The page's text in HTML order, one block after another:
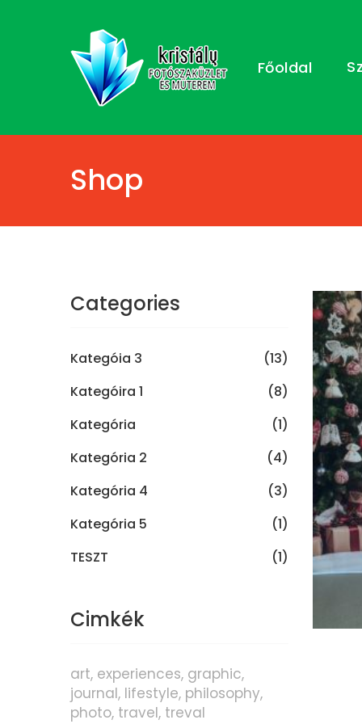
Főoldal
Shop
Categories
Kategóia 3
(13)
Kategóira 1
(8)
Kategória
(1)
Kategória 2
(4)
Kategória 4
(3)
Kategória 5
(1)
TESZT
(1)
Cimkék
art experiences graphic
journal lifestyle philosophy
photo travel treval